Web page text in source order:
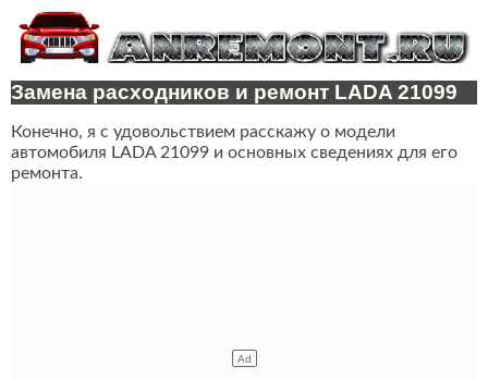
Замена расходников и ремонт LADA 21099
Конечно, я с удовольствием расскажу о модели
автомобиля LADA 21099 и основных сведениях для его
ремонта.